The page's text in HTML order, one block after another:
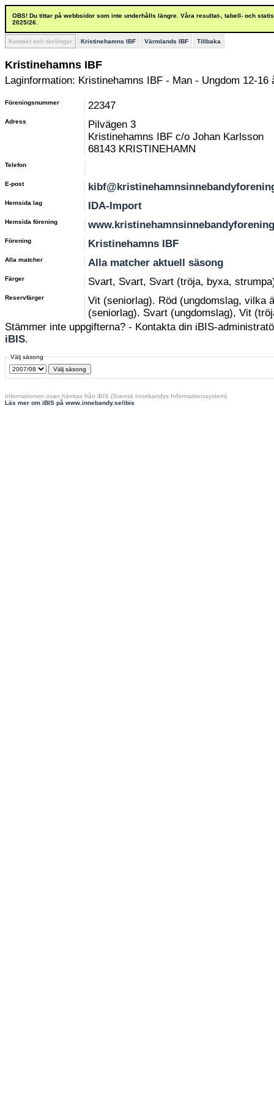
OBS! Du tittar på webbsidor som inte underhålls längre. Våra resultat-, tabell- och
2025/26.
Kontakt och tävlingar Kristinehamns IBF Värmlands IBF Tillbaka
Kristinehamns IBF
Laginformation: Kristinehamns IBF - Man - Ungdom 12-16
Föreningsnummer 22347
Adress
Pilvägen 3
Kristinehamns IBF c/o Johan Karlsson
68143 KRISTINEHAMN
Telefon
E-post
Hemsida lag IDA-Import
Hemsida förening
Förening Kristinehamns IBF
Alla matcher Alla matcher aktuell säsong
Färger Svart, Svart, Svart (tröja, byxa,
Reservfärger
Vit (seniorlag). Röd (ungdomslag, vilka
(seniorlag). Svart (ungdomslag), Vit
Stämmer inte uppgifterna? - Kontakta din iBIS-
iBIS.
Välj säsong
Informationen ovan hämtas från iBIS (Svensk Innebandys Informationssystem)
Läs mer om iBIS på www.innebandy.se/ibis